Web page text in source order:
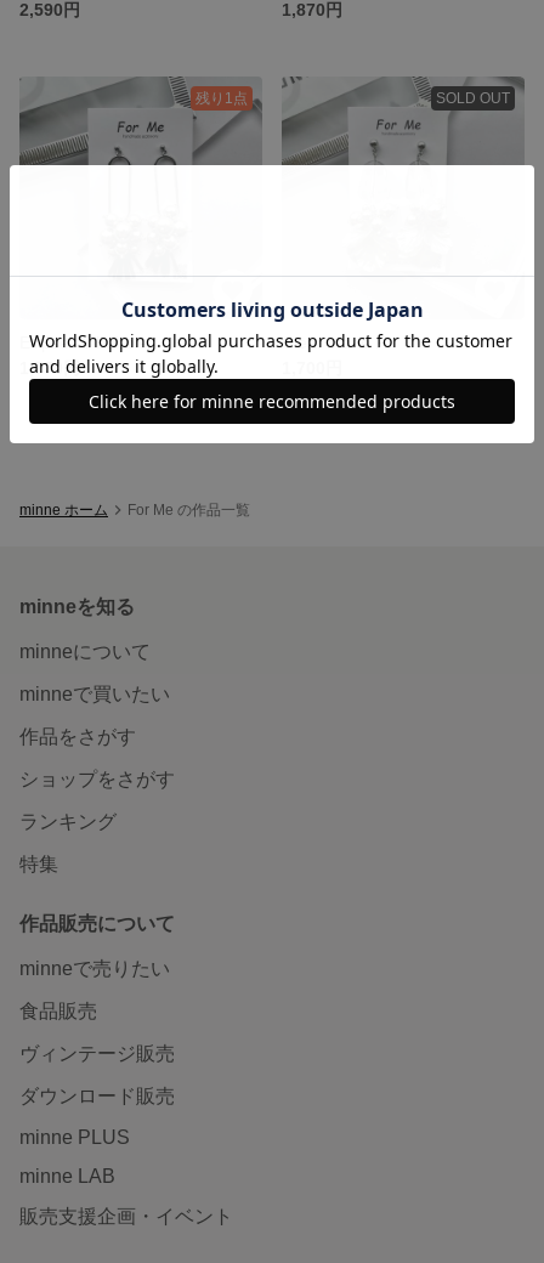
2,590円 1,870円
残り1点
Ellipse ＆ bubble
1,770円
SOLD OUT
Clear stone F
minne ホーム For Me の作品一覧
minneを知る
minneについて
minneで買いたい
作品をさがす
ショップをさがす
ランキング
特集
作品販売について
minneで売りたい
食品販売
ヴィンテージ販売
ダウンロード販売
minne PLUS
minne LAB
販売支援企画・イベント